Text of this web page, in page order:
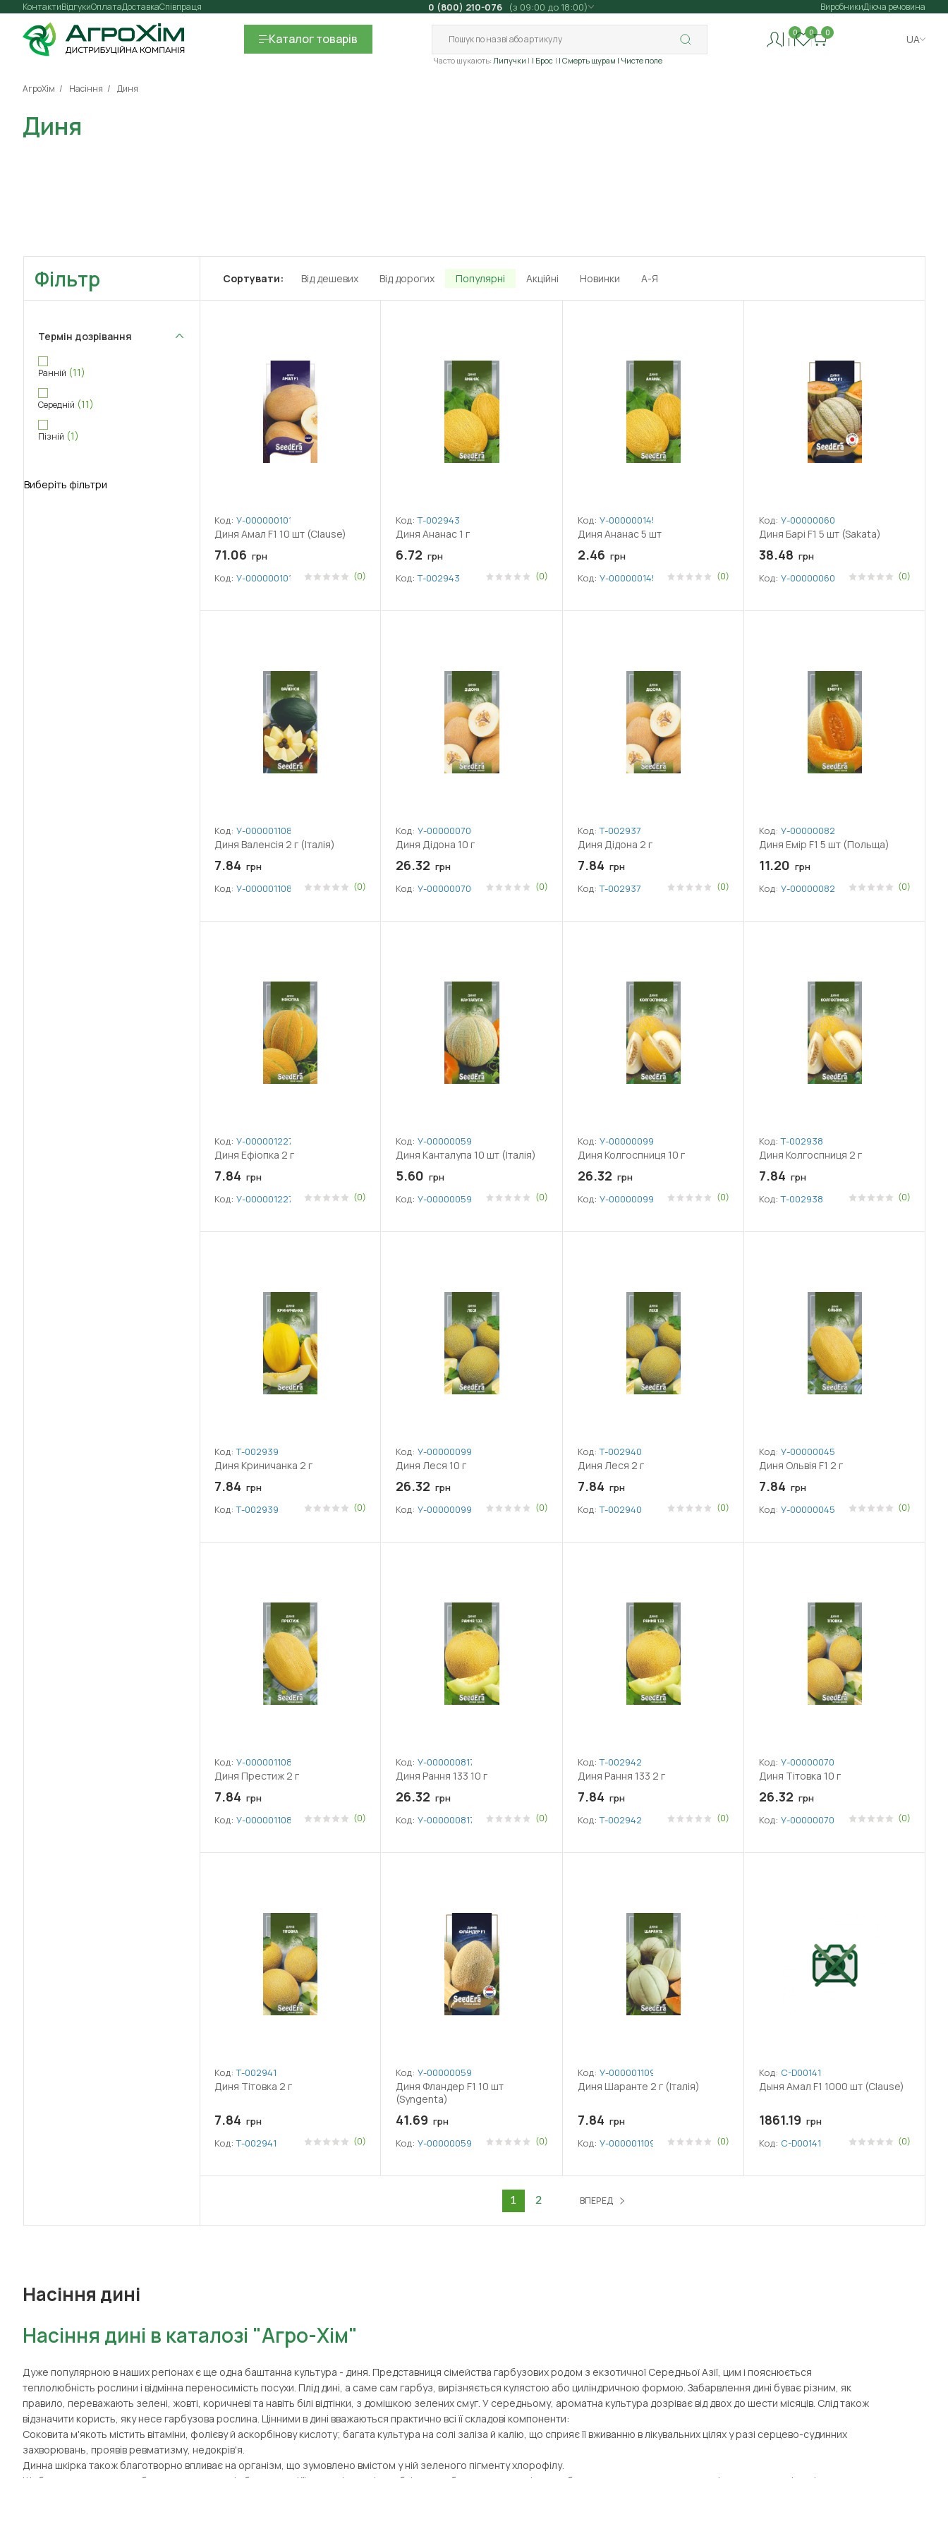
Контакти Оплата
Відгуки ДоставкаСпівпраця 0 (800) 210-076 (з 09:00 до 18:00) ВиробникиДіюча речовина
Каталогтоварів
Часто шукають: Липучки | Брос | Смерть щурам | Чисте поле
0 0 0
UA
АгроХім Насіння Диня
Диня
Фільтр
Термін дозрівання
Ранній (11)
Середній (11)
Пізній (1)
Виберіть фільтри
Сортувати: Від дешевих Від дорогих Популярні Акційні Новинки А-Я
Код: У-0000001010
Диня Амал F1 10 шт (Clause)
71.06 грн
Код: У-0000001010 (0)
Код: Т-002943
Диня Ананас 1 г
6.72 грн
Код: Т-002943 (0)
Код: У-0000001458
Диня Ананас 5 шт
2.46 грн
Код: У-0000001458 (0)
Код: У-0000006020
Диня Барі F1 5 шт (Sakata)
38.48 грн
Код: У-0000006020 (0)
Код: У-0000011088
Диня Валенсія 2 г (Італія)
7.84 грн
Код: У-0000011088 (0)
Код: У-0000007066
Диня Дідона 10 г
26.32 грн
Код: У-0000007066 (0)
Код: Т-002937
Диня Дідона 2 г
7.84 грн
Код: Т-002937 (0)
Код: У-0000008201
Диня Емір F1 5 шт (Польща)
11.20 грн
Код: У-0000008201 (0)
Код: У-0000012273
Диня Ефіопка 2 г
7.84 грн
Код: У-0000012273 (0)
Код: У-0000005968
Диня Канталупа 10 шт (Італія)
5.60 грн
Код: У-0000005968 (0)
Код: У-0000009981
Диня Колгоспниця 10 г
26.32 грн
Код: У-0000009981 (0)
Код: Т-002938
Диня Колгоспниця 2 г
7.84 грн
Код: Т-002938 (0)
Код: Т-002939
Диня Криничанка 2 г
7.84 грн
Код: Т-002939 (0)
Код: У-0000009982
Диня Леся 10 г
26.32 грн
Код: У-0000009982 (0)
Код: Т-002940
Диня Леся 2 г
7.84 грн
Код: Т-002940 (0)
Код: У-0000004501
Диня Ольвія F1 2 г
7.84 грн
Код: У-0000004501 (0)
Код: У-0000011089
Диня Престиж 2 г
7.84 грн
Код: У-0000011089 (0)
Код: У-0000008178
Диня Рання 133 10 г
26.32 грн
Код: У-0000008178 (0)
Код: Т-002942
Диня Рання 133 2 г
7.84 грн
Код: Т-002942 (0)
Код: У-0000007065
Диня Тітовка 10 г
26.32 грн
Код: У-0000007065 (0)
Код: Т-002941
Диня Тітовка 2 г
7.84 грн
Код: Т-002941 (0)
Код: У-0000005994
Диня Фландер F1 10 шт
(Syngenta)
41.69 грн
Код: У-0000005994 (0)
Код: У-0000011090
Диня Шаранте 2 г (Італія)
7.84 грн
Код: У-0000011090 (0)
Код: C-D00141
Дыня Амал F1 1000 шт (Clause)
1861.19 грн
Код: C-D00141 (0)
1 2 ВПЕРЕД
Насіння дині
Насіння дині в каталозі "Агро-Хім"
Дуже популярною в наших регіонах є ще одна баштанна культура - диня. Представниця сімейства гарбузових родом з екзотичної Середньої Азії, цим і пояснюється
теплолюбність рослини і відмінна переносимість посухи. Плід дині, а саме сам гарбуз, вирізняється кулястою або циліндричною формою. Забарвлення дині буває різним, як
правило, переважають зелені, жовті, коричневі та навіть білі відтінки, з домішкою зелених смуг. У середньому, ароматна культура дозріває від двох до шести місяців. Слід також
відзначити користь, яку несе гарбузова рослина. Цінними в дині вважаються практично всі її складові компоненти:
Соковита м'якоть містить вітаміни, фолієву й аскорбінову кислоту; багата культура на солі заліза й калію, що сприяє її вживанню в лікувальних цілях у разі серцево-судинних
захворювань, проявів ревматизму, недокрів'я.
Динна шкірка також благотворно впливає на організм, що зумовлено вмістом у ній зеленого пігменту хлорофілу.
Щоб виростити здорову баштанну культуру і зберегти всі її корисні якості, необхідно особливу увагу приділити вибору високопродуктивного насіннєвого матеріалу. Інтернет-